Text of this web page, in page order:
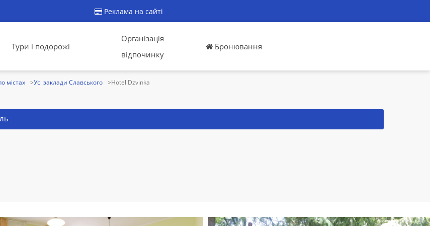
Реклама на сайті
Тури і подорожі
Організація
відпочинку
Бронювання
містах Усі заклади Славського Hotel Dzvinka